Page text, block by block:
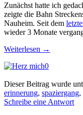
Zunächst hatte ich
zeigte die Bahn
Nauheim. Seit dem
wieder 3 Monate
Weiterlesen →
0
Dieser Beitrag wurde
erinnerung, spaziergang,
Schreibe eine Antwort